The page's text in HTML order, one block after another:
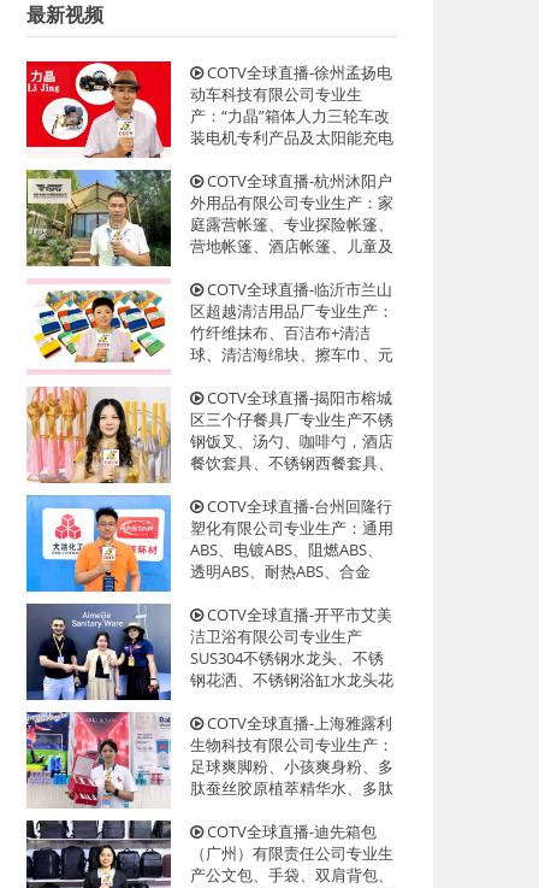
最新视频
COTV全球直播-徐州孟扬电
动车科技有限公司专业生
产：“力晶”箱体人力三轮车改
装电机专利产品及太阳能充电
新、款式多样，欢迎全球新老
客户前来洽谈采购！欢迎大家
光临！
COTV全球直播-杭州沐阳户
外用品有限公司专业生产：家
庭露营帐篷、专业探险帐篷、
营地帐篷、酒店帐篷、儿童及
列产品；设计创新、匠心制
造、款式多样，源头工厂，欢
迎大家光临！
COTV全球直播-临沂市兰山
区超越清洁用品厂专业生产：
竹纤维抹布、百洁布+清洁
球、清洁海绵块、擦车巾、元
抺布等清洁用品，欢迎大家光
临！
COTV全球直播-揭阳市榕城
区三个仔餐具厂专业生产不锈
钢饭叉、汤勺、咖啡勺，酒店
餐饮套具、不锈钢西餐套具、
尚、制造精良、款式多样，现
货供应并承接国内外订单，欢
迎大家光临！
COTV全球直播-台州回隆行
塑化有限公司专业生产：通用
ABS、电镀ABS、阻燃ABS、
透明ABS、耐热ABS、合金
HIPS系列等创新型塑料颗粒产
品，欢迎大家光临！
COTV全球直播-开平市艾美
洁卫浴有限公司专业生产
SUS304不锈钢水龙头、不锈
钢花洒、不锈钢浴缸水龙头花
头、过滤净水龙头以及洗脸盆
等系列洁具产品、源头工厂，
欢迎大家光临！
COTV全球直播-上海雅露利
生物科技有限公司专业生产：
足球爽脚粉、小孩爽身粉、多
肽蚕丝胶原植萃精华水、多肽
健康产品，源头工厂，欢迎大
家光临！
COTV全球直播-迪先箱包
（广州）有限责任公司专业生
产公文包、手袋、双肩背包、